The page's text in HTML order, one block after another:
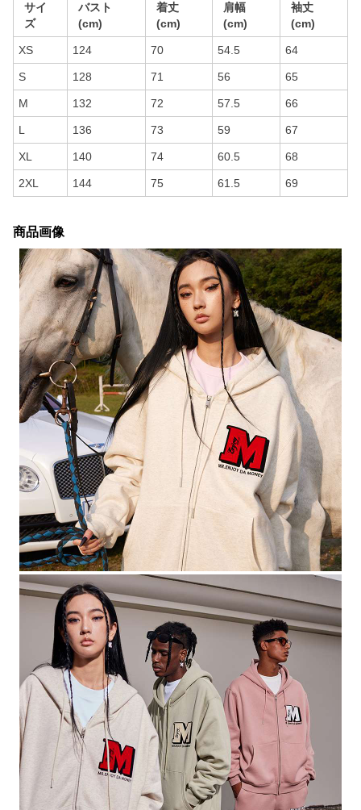
サイ
ズ
バスト
(cm)
着丈
(cm)
肩幅
(cm)
袖丈
(cm)
XS 124 70 54.5 64
S 128 71 56 65
M 132 72 57.5 66
L 136 73 59 67
XL 140 74 60.5 68
2XL 144 75 61.5 69
商品画像